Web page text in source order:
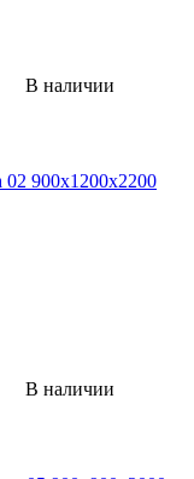
В наличии
900х1200х2200
В наличии